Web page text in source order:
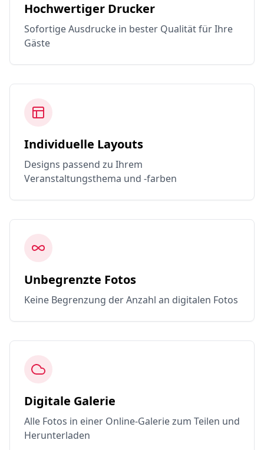
Hochwertiger Drucker
Sofortige Ausdrucke in bester Qualität für Ihre
Gäste
Individuelle Layouts
Designs passend zu Ihrem
Veranstaltungsthema und -farben
Unbegrenzte Fotos
Keine Begrenzung der Anzahl an digitalen Fotos
Digitale Galerie
Alle Fotos in einer Online-Galerie zum Teilen und
Herunterladen